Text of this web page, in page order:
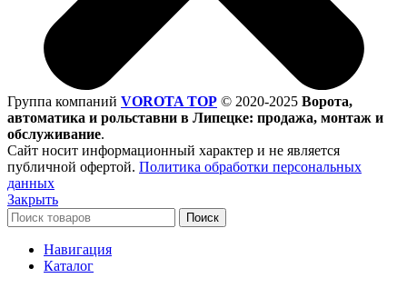
Группа компаний VOROTA TOP © 2020-2025 Ворота,
автоматика и рольставни в Липецке: продажа, монтаж и
обслуживание.
Сайт носит информационный характер и не является
публичной офертой. Политика обработки персональных
данных
Закрыть
Поиск
Навигация
Каталог